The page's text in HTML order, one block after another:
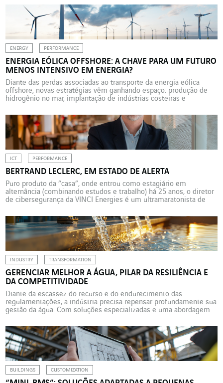
Por muito tempo visto apenas como uma herança a ser
preservada por seu valor simbólico, o patrimônio […]
ENERGY PERFORMANCE
ENERGIA EÓLICA OFFSHORE: A CHAVE PARA UM FUTURO
MENOS INTENSIVO EM ENERGIA?
Diante das perdas associadas ao transporte da energia eólica
offshore, novas estratégias vêm ganhando espaço: produção de
hidrogênio no mar, implantação de indústrias costeiras e
estabilizar as redes e dinamizar as regiões. A integração da
energia eólica marítima às redes elétricas nacionais é um dos
grandes […]
ICT PERFORMANCE
BERTRAND LECLERC, EM ESTADO DE ALERTA
Puro produto da “casa”, onde entrou como estagiário em
alternância (combinando estudos e trabalho) há 25 anos, o diretor
de cibersegurança da VINCI Energies é um ultramaratonista de
um grupo internacional permanentemente exposto a ameaças
digitais. No dia 28 de agosto de 2026, Bertrand Leclerc […]
INDUSTRY TRANSFORMATION
GERENCIAR MELHOR A ÁGUA, PILAR DA RESILIÊNCIA E
DA COMPETITIVIDADE
Diante da escassez do recurso e do endurecimento das
regulamentações, a indústria precisa repensar profundamente sua
gestão da água. Com soluções especializadas e uma abordagem
transição, transformando uma restrição regulatória em alavanca
de inovação, desempenho e sustentabilidade. Em todo o mundo, a
água está sob pressão crescente. Com a […]
BUILDINGS CUSTOMIZATION